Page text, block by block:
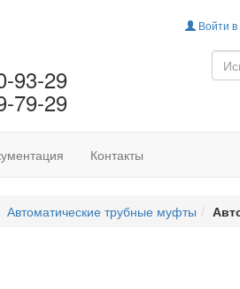
Войти
93-29
79-29
Контакты
Автоматические трубные муфты